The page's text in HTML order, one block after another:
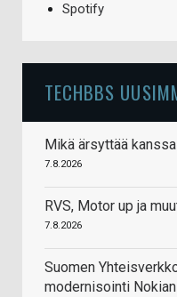
Spotify
TECHBBS
Mikä ärsyttää
7.8.2026
RVS, Motor up ja
7.8.2026
Suomen
modernisointi